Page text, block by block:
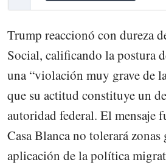
Trump reaccionó con dureza
Social, calificando la postura
una “violación muy grave de
que su actitud constituye un
autoridad federal. El mensaje
Casa Blanca no tolerará zonas
aplicación de la política